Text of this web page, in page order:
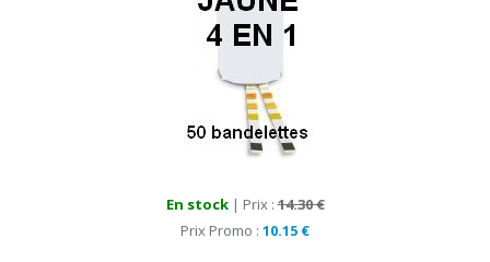
En stock| Prix :14.30 €
Prix Promo : 10.15 €